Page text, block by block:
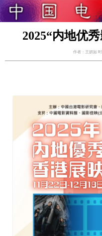
2025“内地优
作者：王妍如